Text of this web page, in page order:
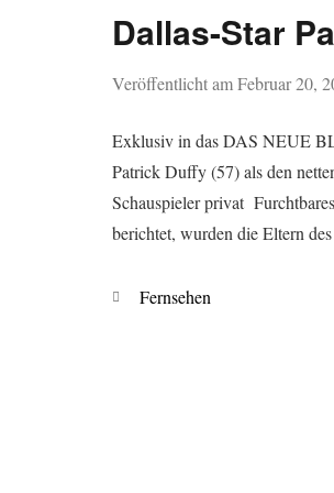
Dallas-Star
Veröffentlicht amFebruar 20,
Exklusiv in das DAS NEUE
Patrick Duffy (57) als den
Schauspieler privat
berichtet, wurden die Eltern
Kategorien
Fernsehen